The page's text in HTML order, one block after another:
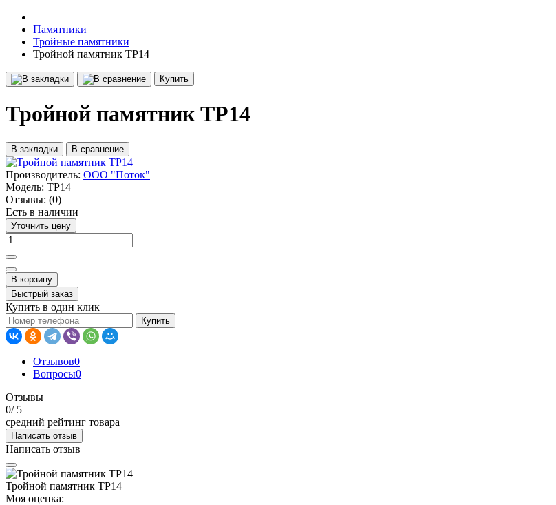
Памятники
Тройные памятники
Тройной памятник ТР14
Купить
Тройной памятник ТР14
В закладки В сравнение
Производитель: ООО "Поток"
Модель: ТР14
Отзывы: (0)
Есть в наличии
Уточнить цену
В корзину
Быстрый заказ
Купить в один клик
Купить
Отзывов0
Вопросы0
Отзывы
0/ 5
средний рейтинг товара
Написать отзыв
Написать отзыв
Тройной памятник ТР14
Моя оценка: